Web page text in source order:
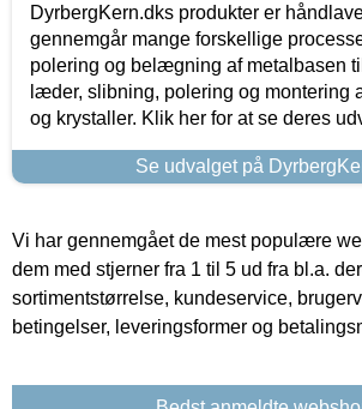
DyrbergKern.dks produkter er
gennemgår mange forskellige
polering og belægning af metalbasen
læder, slibning, polering og montering
og krystaller. Klik her for at se deres
Se udvalget på
Vi har gennemgået de mest populære
dem med stjerner fra 1 til 5 ud fra bl.a.
sortimentstørrelse, kundeservice,
betingelser, leveringsformer og